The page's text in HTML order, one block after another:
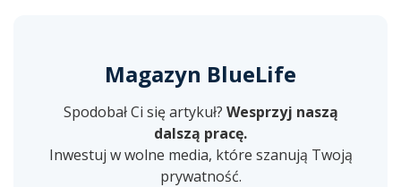
Magazyn BlueLife
Spodobał Ci się artykuł? Wesprzyj naszą
dalszą pracę.
Inwestuj w wolne media, które szanują Twoją
prywatność.